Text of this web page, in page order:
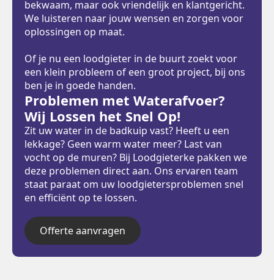
bekwaam, maar ook vriendelijk en klantgericht.
We luisteren naar jouw wensen en zorgen voor
oplossingen op maat.
Of je nu een loodgieter in de buurt zoekt voor
een klein probleem of een groot project, bij ons
ben je in goede handen.
Problemen met Waterafvoer?
Wij Lossen het Snel Op!
Zit uw water in de badkuip vast? Heeft u een
lekkage? Geen warm water meer? Last van
vocht op de muren? Bij Loodgieterke pakken we
deze problemen direct aan. Ons ervaren team
staat paraat om uw loodgietersproblemen snel
en efficiënt op te lossen.
Offerte aanvragen